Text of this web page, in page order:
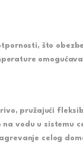
što
pružajući
vodu u sistemu
celog